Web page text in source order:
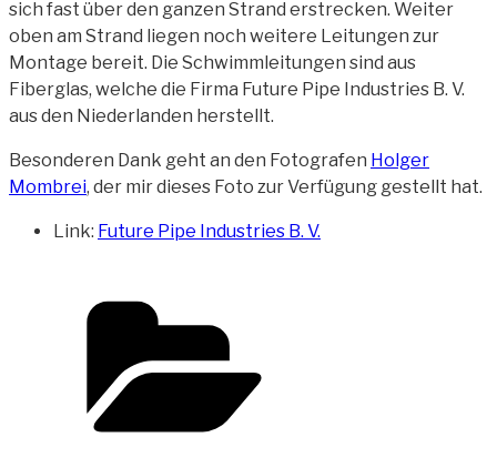
sich fast über den ganzen Strand erstrecken. Weiter
oben am Strand liegen noch weitere Leitungen zur
Montage bereit. Die Schwimmleitungen sind aus
Fiberglas, welche die Firma Future Pipe Industries B. V.
aus den Niederlanden herstellt.
Besonderen Dank geht an den Fotografen Holger
Mombrei, der mir dieses Foto zur Verfügung gestellt hat.
Link: Future Pipe Industries B. V.